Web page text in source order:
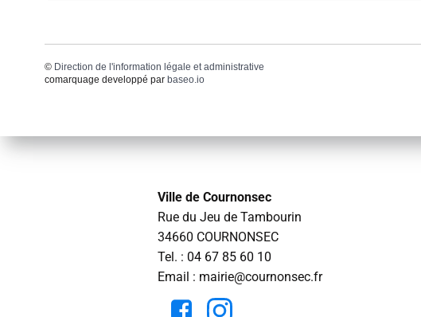
© Direction de l'information légale et administrative
comarquage developpé par baseo.io
Ville de Cournonsec
Rue du Jeu de Tambourin
34660 COURNONSEC
Tel. : 04 67 85 60 10
Email : mairie@cournonsec.fr